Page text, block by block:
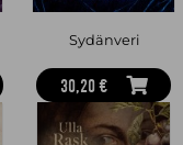
Sydänveri
30,20 €